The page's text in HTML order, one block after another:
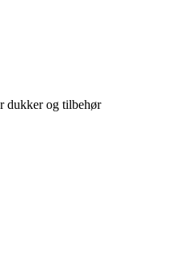
dukker og tilbehør